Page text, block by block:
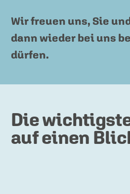
Wir freuen uns, Sie
dann wieder bei uns
dürfen.
Die
auf einen